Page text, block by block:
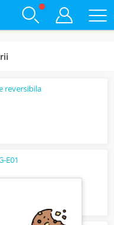
reversibila
E01